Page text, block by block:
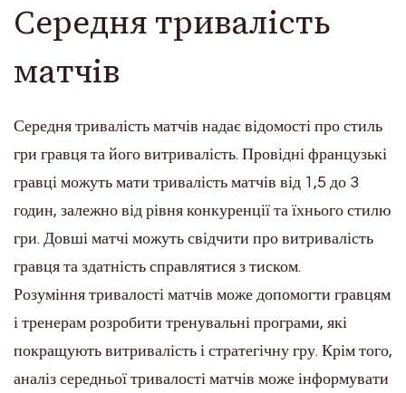
Середня тривалість
матчів
Середня тривалість матчів надає відомості про стиль
гри гравця та його витривалість. Провідні французькі
гравці можуть мати тривалість матчів від 1,5 до 3
годин, залежно від рівня конкуренції та їхнього стилю
гри. Довші матчі можуть свідчити про витривалість
гравця та здатність справлятися з тиском.
Розуміння тривалості матчів може допомогти гравцям
і тренерам розробити тренувальні програми, які
покращують витривалість і стратегічну гру. Крім того,
аналіз середньої тривалості матчів може інформувати